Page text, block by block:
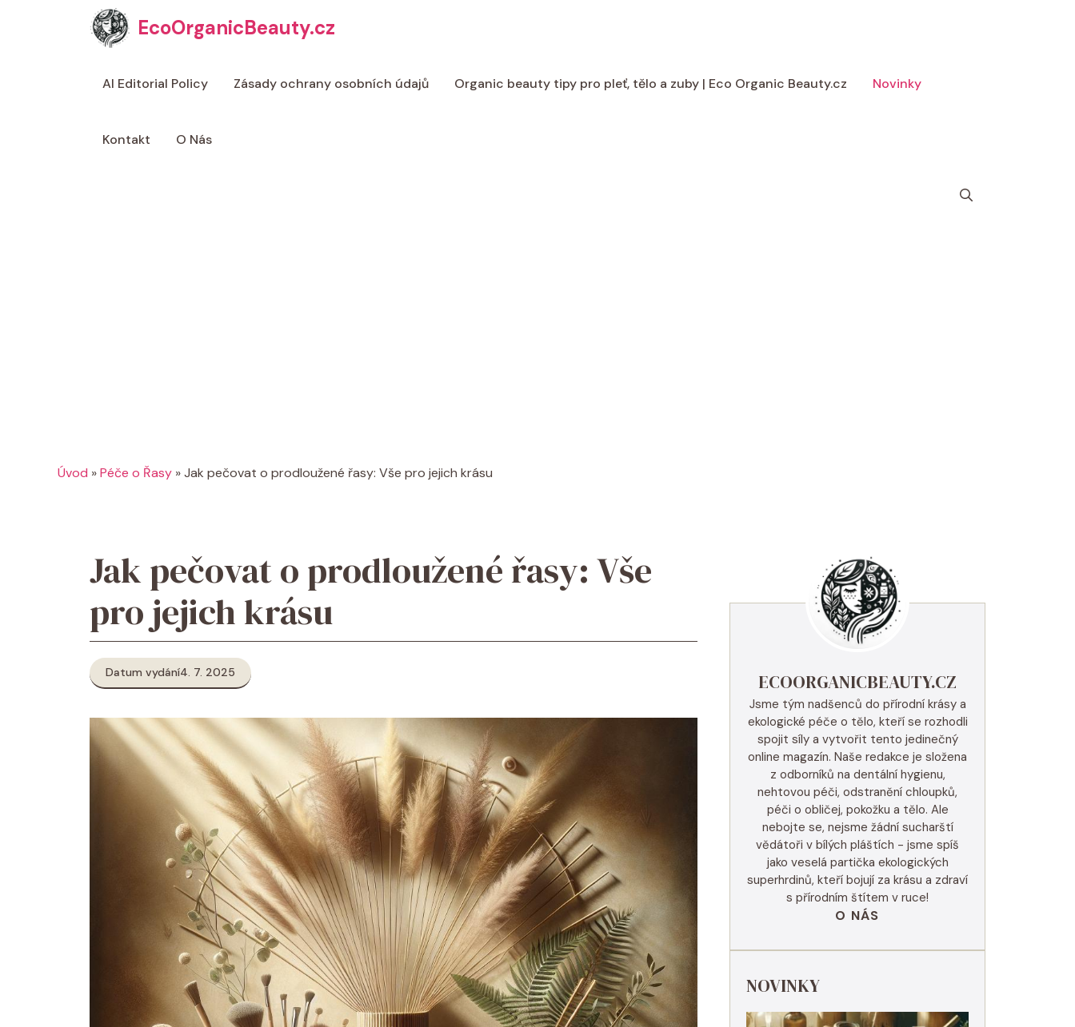
EcoOrganicBeauty.cz
AI Editorial Policy Zásady ochrany osobních údajů Organic beauty tipy pro pleť, tělo a zuby | Eco Organic Beauty.cz Novinky
Kontakt O Nás
Úvod »Péče o Řasy »Jak pečovat o prodloužené řasy: Vše pro jejich krásu
Jak pečovat o prodloužené řasy: Vše
pro jejich krásu
Datum vydání4. 7. 2025 ECOORGANICBEAUTY.CZ
Jsme tým nadšenců do přírodní krásy a
ekologické péče o tělo, kteří se rozhodli
spojit síly a vytvořit tento jedinečný
online magazín. Naše redakce je složena
z odborníků na dentální hygienu,
nehtovou péči, odstranění chloupků,
péči o obličej, pokožku a tělo. Ale
nebojte se, nejsme žádní sucharští
vědátoři v bílých pláštích - jsme spíš
jako veselá partička ekologických
superhrdinů, kteří bojují za krásu a zdraví
s přírodním štítem v ruce!
O NÁS
NOVINKY